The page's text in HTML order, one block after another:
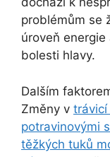
problémům se
úroveň
bolesti hlavy.
Dalším
Změny v trávicí
potravinovými
těžkých tuků